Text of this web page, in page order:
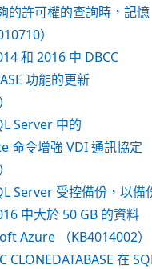
的許可權的查詢時，記憶
）
和 2016 中 DBCC
功能的更新
Server 中的
命令增強 VDI 通訊協定
Server 受控備份，以備
中大於 50 GB 的資料
Azure （KB4014002）
CLONEDATABASE 在